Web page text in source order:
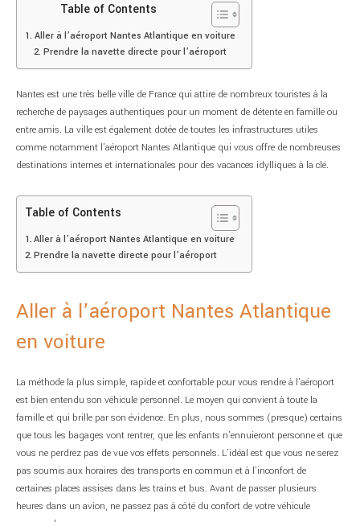
Table of Contents
Aller à l’aéroport Nantes Atlantique en voiture
Prendre la navette directe pour l’aéroport
Nantes est une très belle ville de France qui attire de nombreux touristes à la
recherche de paysages authentiques pour un moment de détente en famille ou
entre amis. La ville est également dotée de toutes les infrastructures utiles
comme notamment l’aéroport Nantes Atlantique qui vous offre de nombreuses
destinations internes et internationales pour des vacances idylliques à la clé.
Table of Contents
Aller à l’aéroport Nantes Atlantique en voiture
Prendre la navette directe pour l’aéroport
Aller à l’aéroport Nantes Atlantique
en voiture
La méthode la plus simple, rapide et confortable pour vous rendre à l’aéroport
est bien entendu son véhicule personnel. Le moyen qui convient à toute la
famille et qui brille par son évidence. En plus, nous sommes (presque) certains
que tous les bagages vont rentrer, que les enfants n’ennuieront personne et que
vous ne perdrez pas de vue vos effets personnels. L’idéal est que vous ne serez
pas soumis aux horaires des transports en commun et à l’inconfort de
certaines places assises dans les trains et bus. Avant de passer plusieurs
heures dans un avion, ne passez pas à côté du confort de votre véhicule